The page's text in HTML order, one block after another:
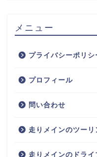
メニュー
プライバシーポリシ
プロフィール
問い合わせ
走りメインのツー
走りメインのドラ